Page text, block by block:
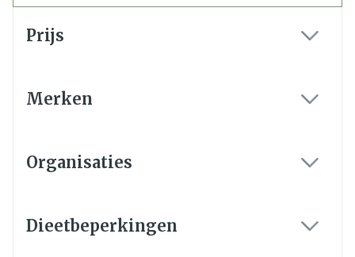
Prijs
Merken
Organisaties
Dieetbeperkingen